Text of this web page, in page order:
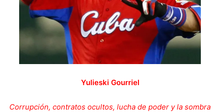
Yulieski Gourriel
Corrupción, contratos ocultos, lucha de poder y la sombra